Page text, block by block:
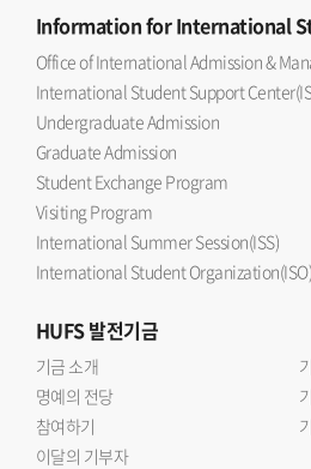
Informationfor International
Office of International Admission &
International Student Support
Undergraduate Admission
Graduate Admission
Student Exchange Program
Visiting Program
International Summer Session(ISS)
International Student Organization(ISO)
HUFS발전기금
기금 소개
명예의 전당
참여하기
이달의 기부자